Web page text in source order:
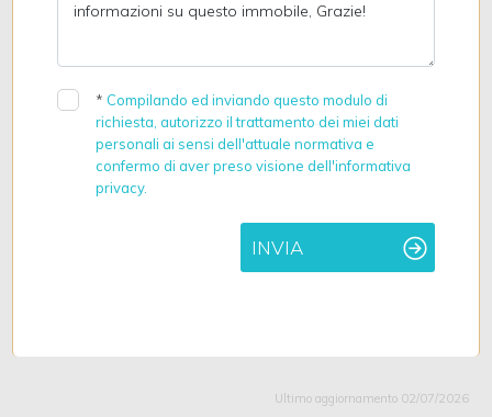
* Compilando ed inviando questo modulo di
richiesta, autorizzo il trattamento dei miei dati
personali ai sensi dell'attuale normativa e
confermo di aver preso visione dell'informativa
privacy.
INVIA
Ultimo aggiornamento 02/07/2026